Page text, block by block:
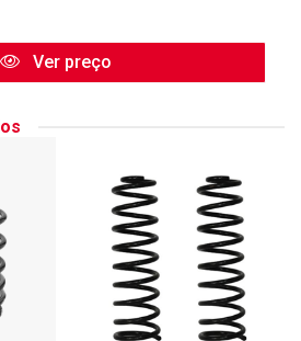
Ver preço